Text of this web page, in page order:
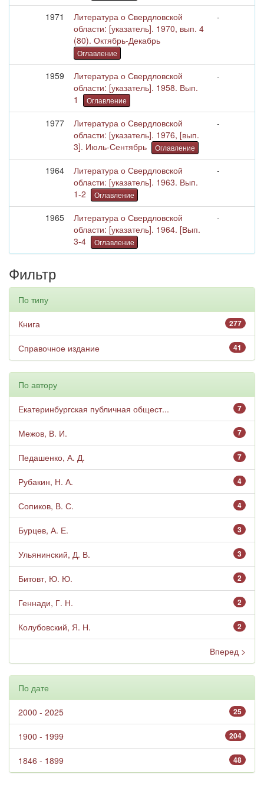
1971
Литература о Свердловской
области: [указатель]. 1970, вып. 4
(80). Октябрь-Декабрь
Оглавление
-
1959
Литература о Свердловской
области: [указатель]. 1958. Вып.
1
Оглавление
-
1977
Литература о Свердловской
области: [указатель]. 1976, [вып.
3]. Июль-Сентябрь
Оглавление
-
1964
Литература о Свердловской
области: [указатель]. 1963. Вып.
1-2
Оглавление
-
1965
Литература о Свердловской
области: [указатель]. 1964. [Вып.
3-4
Оглавление
-
Фильтр
По типу
277
Книга
41
Справочное издание
По автору
7
Екатеринбургская публичная общест...
7
Межов, В. И.
7
Педашенко, А. Д.
4
Рубакин, Н. А.
4
Сопиков, В. С.
3
Бурцев, А. Е.
3
Ульянинский, Д. В.
2
Битовт, Ю. Ю.
2
Геннади, Г. Н.
2
Колубовский, Я. Н.
Вперед >
По дате
25
2000 - 2025
204
1900 - 1999
48
1846 - 1899